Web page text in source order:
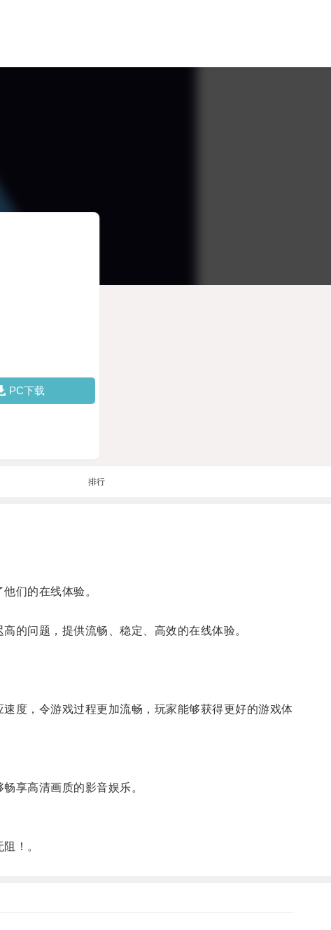
PC下载
排行
们的在线体验。
问题，提供流畅、稳定、高效的在线体验。
度，令游戏过程更加流畅，玩家能够获得更好的游戏体
享高清画质的影音娱乐。
！。